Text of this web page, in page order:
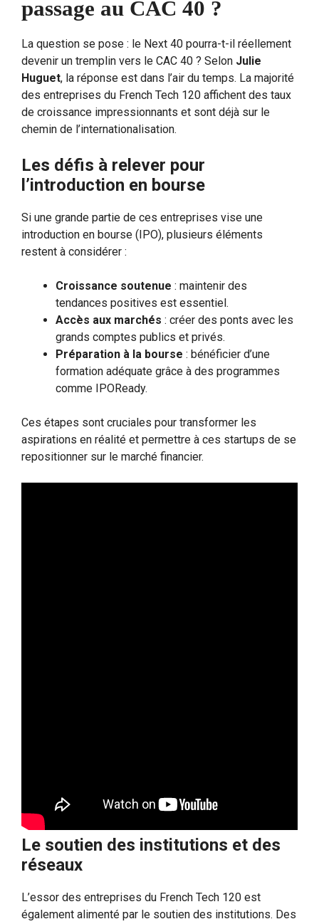
passage au CAC 40 ?
La question se pose : le Next 40 pourra-t-il réellement
devenir un tremplin vers le CAC 40 ? Selon Julie
Huguet, la réponse est dans l’air du temps. La majorité
des entreprises du French Tech 120 affichent des taux
de croissance impressionnants et sont déjà sur le
chemin de l’internationalisation.
Les défis à relever pour
l’introduction en bourse
Si une grande partie de ces entreprises vise une
introduction en bourse (IPO), plusieurs éléments
restent à considérer :
Croissance soutenue : maintenir des
tendances positives est essentiel.
Accès aux marchés : créer des ponts avec les
grands comptes publics et privés.
Préparation à la bourse : bénéficier d’une
formation adéquate grâce à des programmes
comme IPOReady.
Ces étapes sont cruciales pour transformer les
aspirations en réalité et permettre à ces startups de se
repositionner sur le marché financier.
Le soutien des institutions et des
réseaux
L’essor des entreprises du French Tech 120 est
également alimenté par le soutien des institutions. Des